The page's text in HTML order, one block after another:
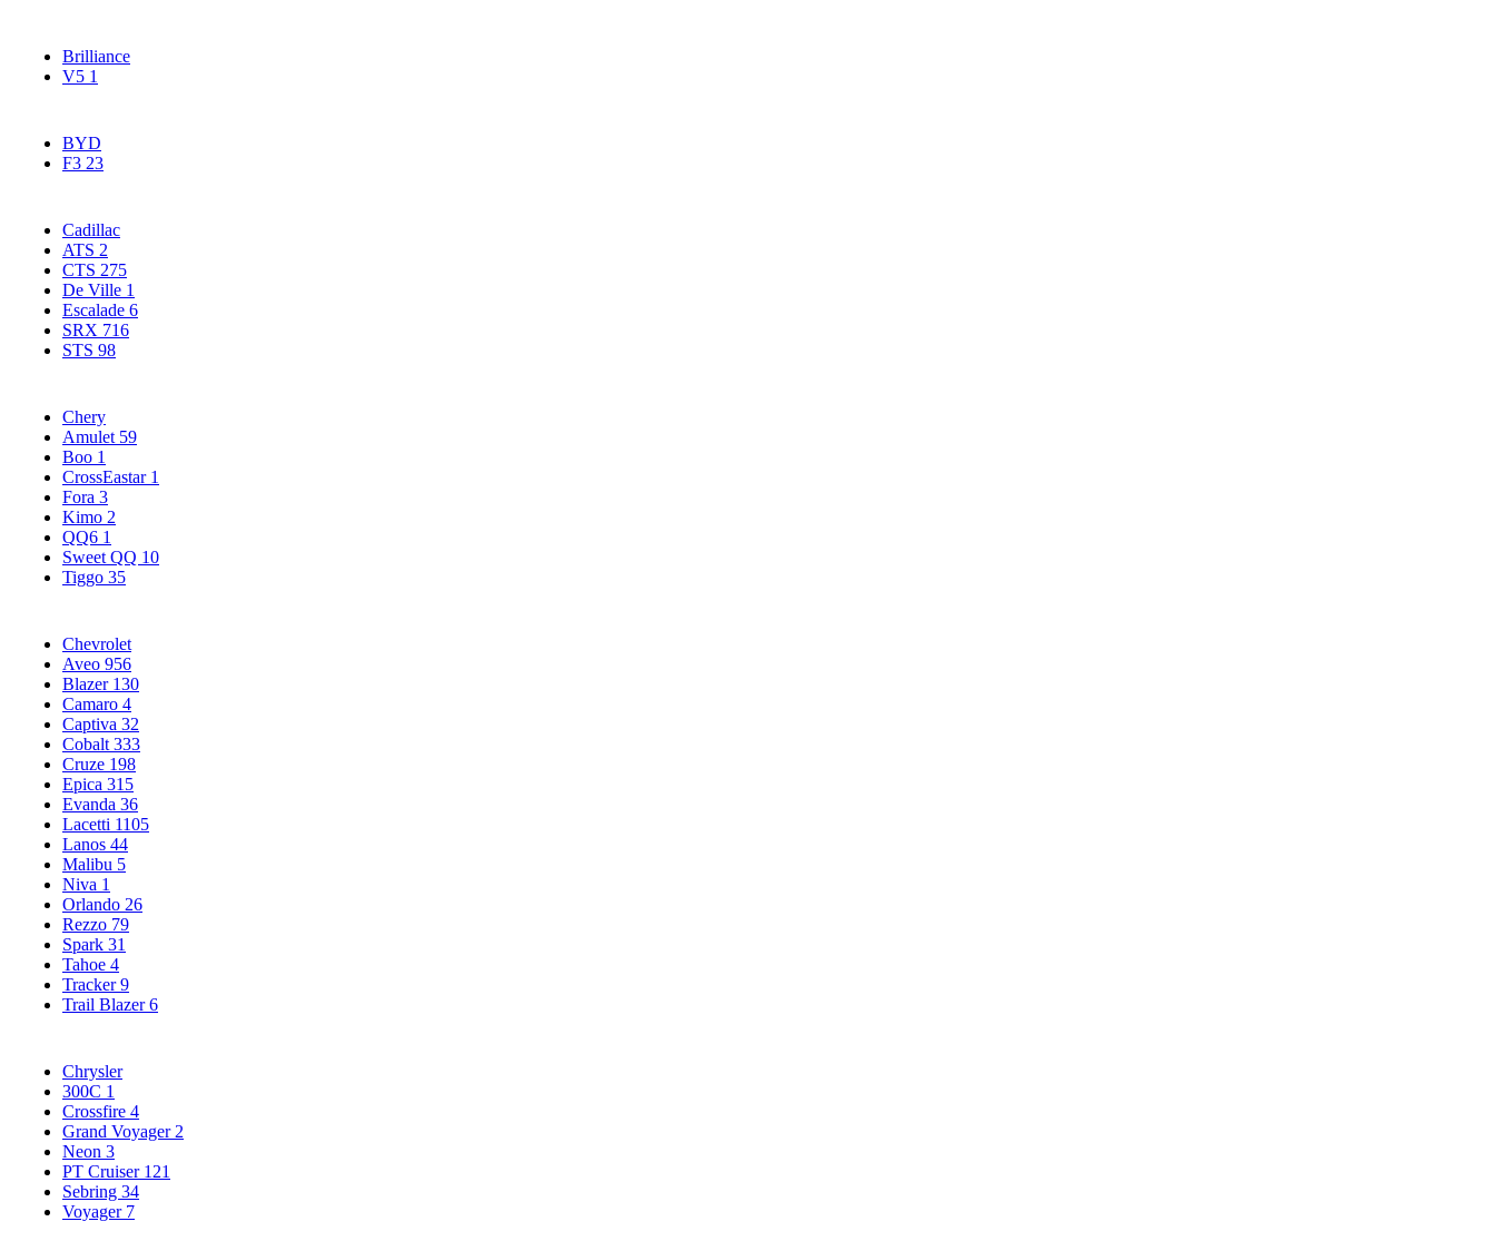
Brilliance
V5 1
BYD
F3 23
Cadillac
ATS 2
CTS 275
De Ville 1
Escalade 6
SRX 716
STS 98
Chery
Amulet 59
Boo 1
CrossEastar 1
Fora 3
Kimo 2
QQ6 1
Sweet QQ 10
Tiggo 35
Chevrolet
Aveo 956
Blazer 130
Camaro 4
Captiva 32
Cobalt 333
Cruze 198
Epica 315
Evanda 36
Lacetti 1105
Lanos 44
Malibu 5
Niva 1
Orlando 26
Rezzo 79
Spark 31
Tahoe 4
Tracker9
Trail Blazer6
Chrysler
300C 1
Crossfire 4
Grand Voyager 2
Neon 3
PT Cruiser 121
Sebring 34
Voyager 7